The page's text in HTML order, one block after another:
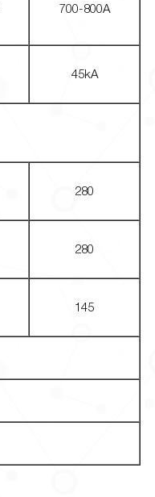
700-800A
45kA
280
280
145